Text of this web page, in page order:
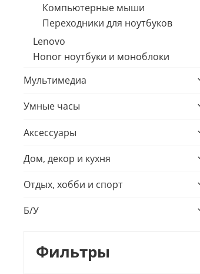
Компьютерные мыши
Переходники для ноутбуков
Lenovo
Honor ноутбуки и моноблоки
Мультимедиа
Умные часы
Аксессуары
Дом, декор и кухня
Отдых, хобби и спорт
Б/У
Фильтры